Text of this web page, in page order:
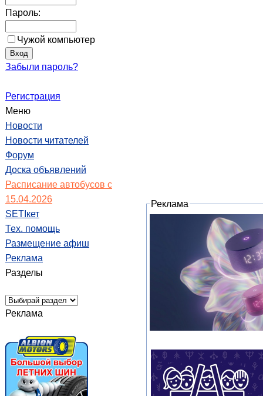
Пароль:
Чужой компьютер
Забыли пароль?
Регистрация
Меню
Новости
Новости читателей
Форум
Доска объявлений
Расписание автобусов с
15.04.2026
SETIкет
Тех. помощь
Размещение афиш
Реклама
Разделы
Реклама
Реклама